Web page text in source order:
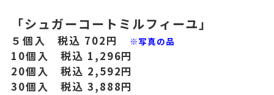
「シュガーコートミルフィーユ」
５個入 税込 702円 ※写真の品
10個入 税込 1,296円
20個入 税込 2,592円
30個入 税込 3,888円